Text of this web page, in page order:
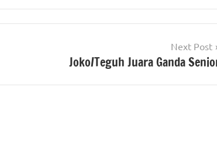
Next Post
Joko/Teguh Juara Ganda